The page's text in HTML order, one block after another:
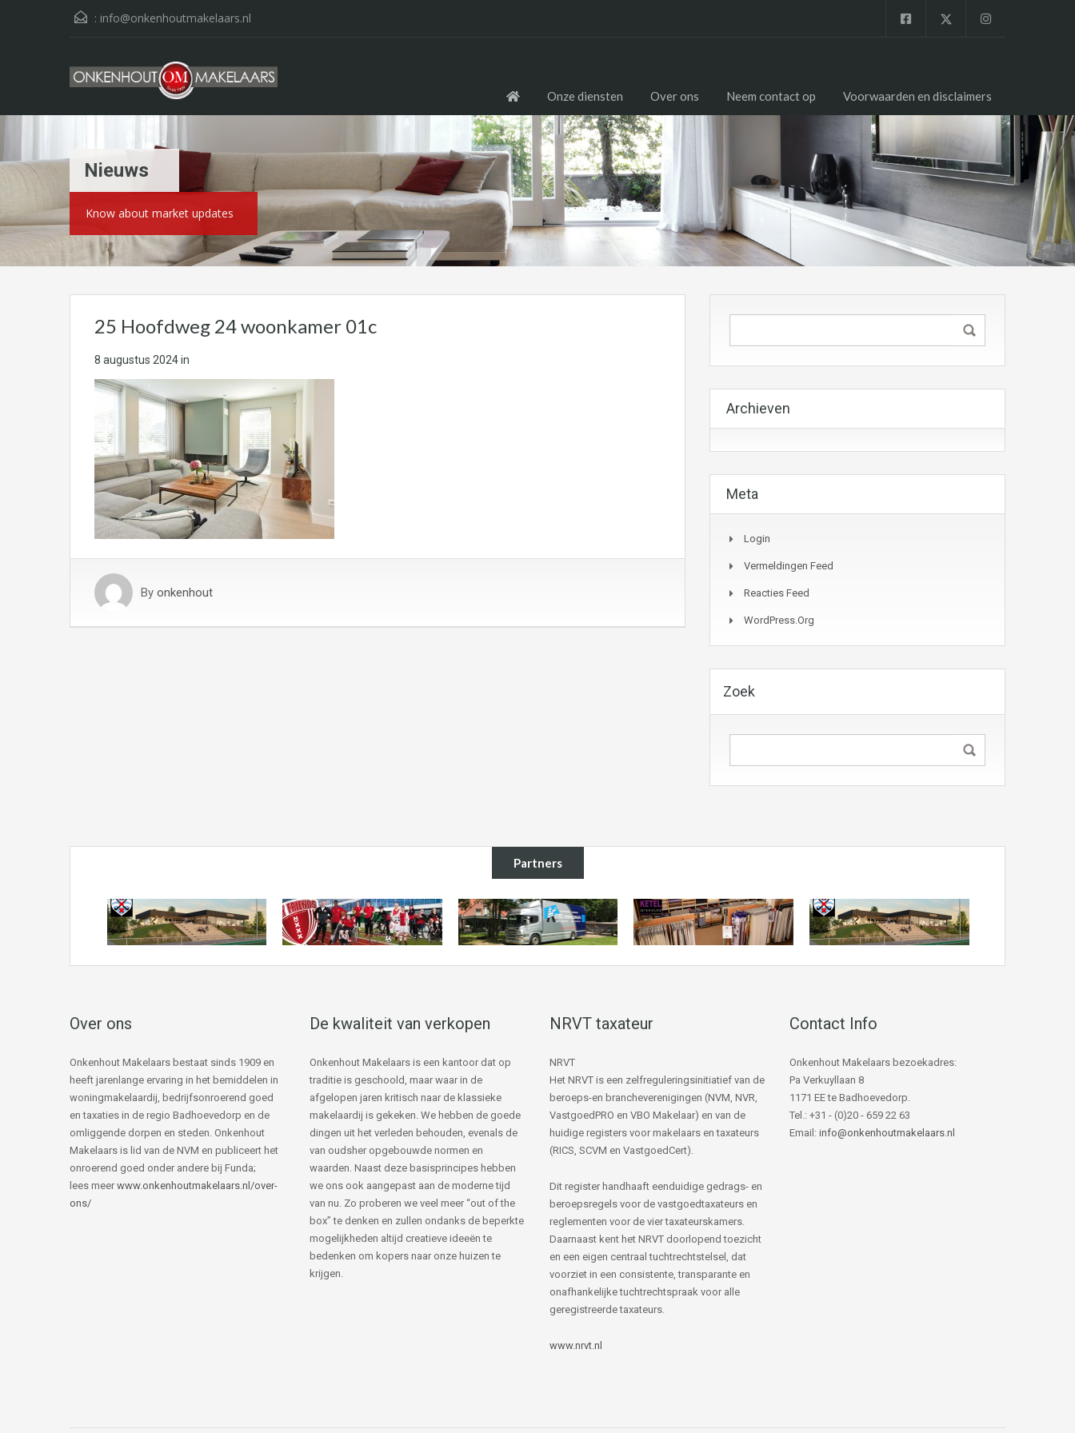
: info@onkenhoutmakelaars.nl
Onze diensten Over ons Neem contact op Voorwaarden en disclaimers
Nieuws
Know about market updates
25 Hoofdweg 24 woonkamer 01c
8 augustus 2024in
By onkenhout
Archieven
Meta
Login
Vermeldingen Feed
Reacties Feed
WordPress.org
Zoek
Partners
Over ons
Onkenhout Makelaars bestaat sinds 1909 en
heeft jarenlange ervaring in het bemiddelen in
woningmakelaardij, bedrijfsonroerend goed
en taxaties in de regio Badhoevedorp en de
omliggende dorpen en steden. Onkenhout
Makelaars is lid van de NVM en publiceert het
onroerend goed onder andere bij Funda;
lees meer www.onkenhoutmakelaars.nl/over-
ons/
De kwaliteit van verkopen
Onkenhout Makelaars is een kantoor dat op
traditie is geschoold, maar waar in de
afgelopen jaren kritisch naar de klassieke
makelaardij is gekeken. We hebben de goede
dingen uit het verleden behouden, evenals de
van oudsher opgebouwde normen en
waarden. Naast deze basisprincipes hebben
we ons ook aangepast aan de moderne tijd
van nu. Zo proberen we veel meer “out of the
box” te denken en zullen ondanks de beperkte
mogelijkheden altijd creatieve ideeën te
bedenken om kopers naar onze huizen te
krijgen.
NRVT taxateur
NRVT
Het NRVT is een zelfreguleringsinitiatief van de
beroeps-en brancheverenigingen (NVM, NVR,
VastgoedPRO en VBO Makelaar) en van de
huidige registers voor makelaars en taxateurs
(RICS, SCVM en VastgoedCert).
Dit register handhaaft eenduidige gedrags- en
beroepsregels voor de vastgoedtaxateurs en
reglementen voor de vier taxateurskamers.
Daarnaast kent het NRVT doorlopend toezicht
en een eigen centraal tuchtrechtstelsel, dat
voorziet in een consistente, transparante en
onafhankelijke tuchtrechtspraak voor alle
geregistreerde taxateurs.
www.nrvt.nl
Contact Info
Onkenhout Makelaars bezoekadres:
Pa Verkuyllaan 8
1171 EE te Badhoevedorp.
Tel.: +31 - (0)20 - 659 22 63
Email: info@onkenhoutmakelaars.nl